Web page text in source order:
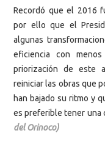
Recordó que el 2016
por ello que el
algunas
eficiencia con
priorización de este
reiniciar las obras que
han bajado su ritmo y
es preferible tener una
del Orinoco)